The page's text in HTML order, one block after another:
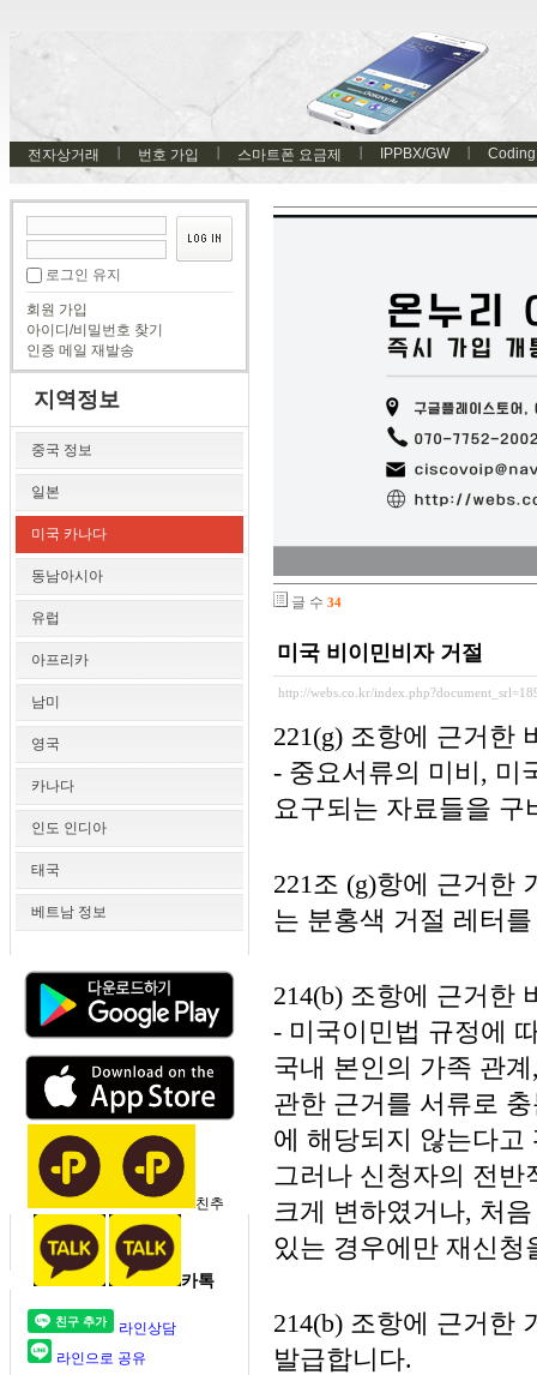
전자상거래 번호 가입 스마트폰 요금제 IPPBX/GW Coding
로그인 유지
회원 가입
아이디/비밀번호 찾기
인증 메일 재발송
지역정보
중국 정보
일본
미국 카나다
동남아시아
유럽
아프리카
남미
영국
카나다
인도 인디아
태국
베트남 정보
친추
카톡
라인상담
라인으로 공유
글 수 34
미국 비이민비자 거절
http://webs.co.kr/
221(g) 조항에 근거한
- 중요서류의 미비, 미
요구되는 자료들을 구
221조 (g)항에 근거한
는 분홍색 거절 레터
214(b) 조항에 근거한
- 미국이민법 규정에
국내 본인의 가족 관
관한 근거를 서류로
에 해당되지 않는다
그러나 신청자의 전반
크게 변하였거나, 처
있는 경우에만 재신
214(b) 조항에 근거한
발급합니다.